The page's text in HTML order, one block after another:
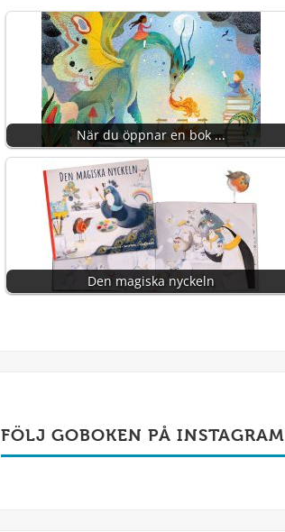
När du öppnar en bok ...
Den magiska nyckeln
FÖLJ GOBOKEN PÅ INSTAGRAM